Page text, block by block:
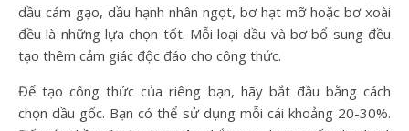
dầu cám gạo, dầu hạnh nhân ngọt, bơ hạt mỡ hoặc bơ xoài
đều là những lựa chọn tốt. Mỗi loại dầu và bơ bổ sung đều
tạo thêm cảm giác độc đáo cho công thức.
Để tạo công thức của riêng bạn, hãy bắt đầu bằng cách
chọn dầu gốc. Bạn có thể sử dụng mỗi cái khoảng 20-30%.